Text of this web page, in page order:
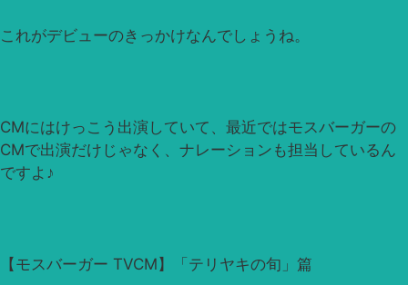
これがデビューのきっかけなんでしょうね。
CMにはけっこう出演していて、最近ではモスバーガーの
CMで出演だけじゃなく、ナレーションも担当しているん
ですよ♪
【モスバーガー TVCM】「テリヤキの旬」篇